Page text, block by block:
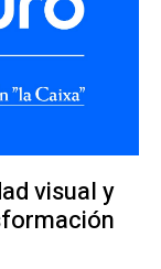
visual y